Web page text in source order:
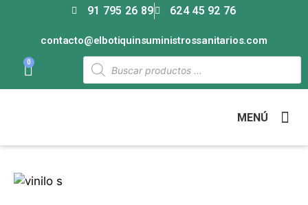
91 795 26 89 624 45 92 76
contacto@elbotiquinsuministrossanitarios.com
0
MENÚ